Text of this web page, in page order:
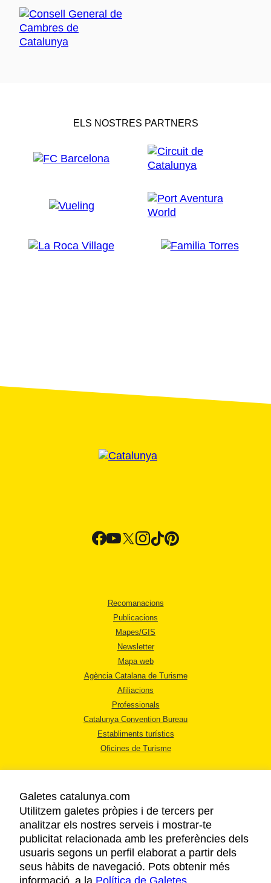
ELS NOSTRES PARTNERS
Recomanacions
Publicacions
Mapes/GIS
Newsletter
Mapa web
Agència Catalana de Turisme
Afiliacions
Professionals
Catalunya Convention Bureau
Establiments turístics
Oficines de Turisme
AVÍS LEGAL
POLÍTICA DE PRIVACITAT
COOKIES
ACCESSIBILITAT
Galetes catalunya.com
Utilitzem galetes pròpies i de tercers per
analitzar els nostres serveis i mostrar-te
publicitat relacionada amb les preferències dels
usuaris segons un perfil elaborat a partir dels
seus hàbits de navegació. Pots obtenir més
informació a la Política de Galetes